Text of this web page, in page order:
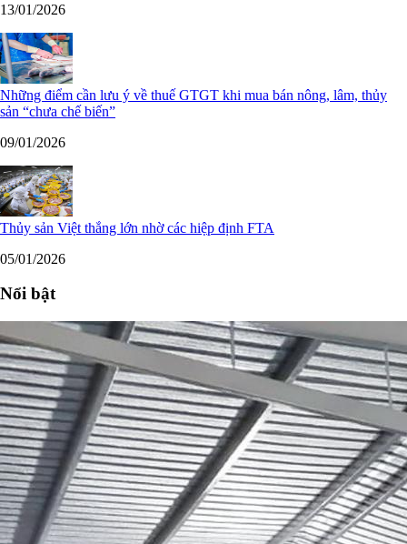
13/01/2026
Những điểm cần lưu ý về thuế GTGT khi mua bán nông, lâm, thủy
sản “chưa chế biến”
09/01/2026
Thủy sản Việt thắng lớn nhờ các hiệp định FTA
05/01/2026
Nổi bật